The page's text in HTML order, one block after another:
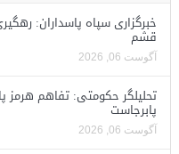
خبرگزاری سپاه پاسداران:
قشم
آگوست 06, 2026
تحلیلگر حکومتی: تفاهم هرمز
پابرجاست
آگوست 06, 2026